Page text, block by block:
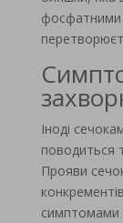
фосфатними
Іноді
поводиться
Прояви
симптомами